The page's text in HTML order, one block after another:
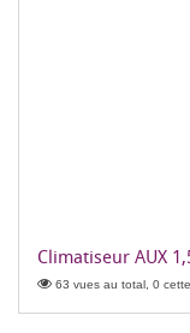
Climatiseur AUX
63 vues au total, 0 cette